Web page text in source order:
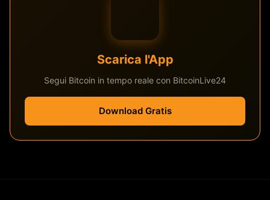
Scarica l'App
Segui Bitcoin in tempo reale con BitcoinLive24
Download Gratis